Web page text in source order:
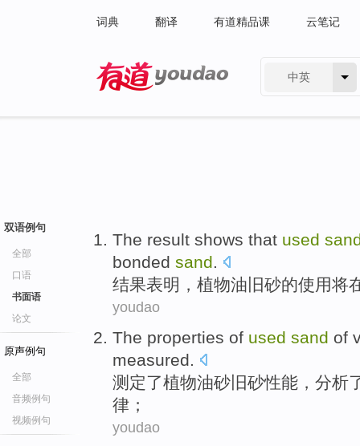
词典 翻译 有道精品课 云笔记
中英
双语例句
全部
口语
书面语
论文
原声例句
全部
音频例句
视频例句
The result shows that used
bonded sand.
结果表明 ， 植物油 旧砂的使用将
youdao
The properties of used sand of
measured.
测定了植物油砂旧砂性能 ，分析
律；
youdao